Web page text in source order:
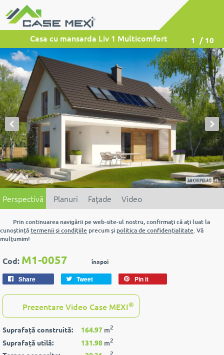
Casa cu mansarda Liv 1 Multicomfort 1 / 10
Perspectivă Planuri Faţade Video
Prin continuarea navigării pe web-site-ul nostru, confirmaţi că aţi luat la
cunoştinţătermenii şi condiţiile precum şi politica de confidenţialitate. Vă
mulţumim!
Cod: M1-0057 înapoi
Share Tweet Pin it
Prezentare Video Case MEXI®
Suprafață construită: 164.97 m2
Suprafață utilă: 131.98 m2
2